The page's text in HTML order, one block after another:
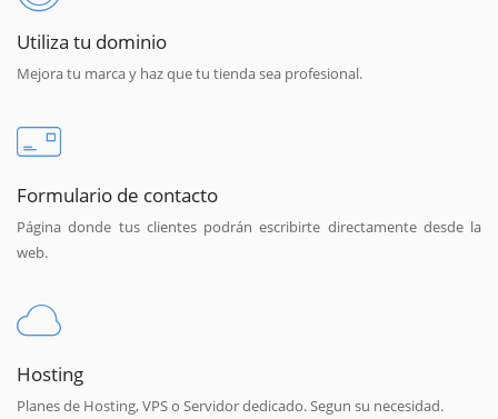
Utiliza tu dominio
Mejora tu marca y haz que tu tienda sea profesional.
Formulario de contacto
Página donde tus clientes podrán escribirte directamente desde la
web.
Hosting
Planes de Hosting, VPS o Servidor dedicado. Segun su necesidad.